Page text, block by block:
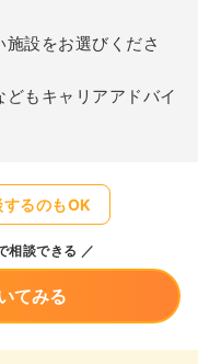
設をお選びくださ
もキャリアアドバイ
るのもOK
相談できる
てみる